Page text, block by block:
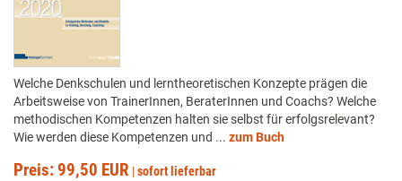
Welche Denkschulen und lerntheoretischen Konzepte prägen die
Arbeitsweise von TrainerInnen, BeraterInnen und Coachs? Welche
methodischen Kompetenzen halten sie selbst für erfolgsrelevant?
Wie werden diese Kompetenzen und ... zum Buch
Preis: 99,50 EUR |sofort lieferbar